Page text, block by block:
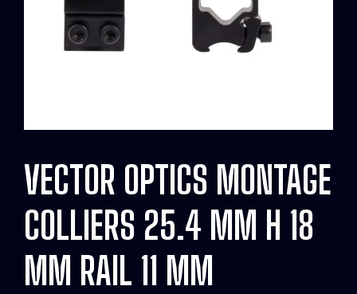
VECTOR OPTICS MONTAGE
COLLIERS 25.4 MM H 18
MM RAIL 11 MM